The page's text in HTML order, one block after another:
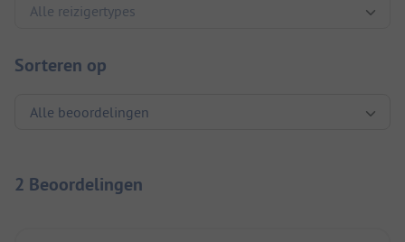
Sorteren op
2 Beoordelingen